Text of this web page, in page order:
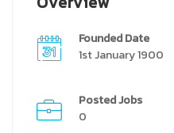
Founded Date
1st January 1900
Posted Jobs
0